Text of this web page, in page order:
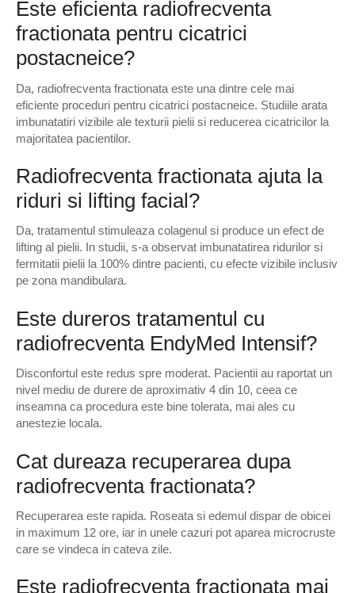
Este eficienta radiofrecventa
fractionata pentru cicatrici
postacneice?
Da, radiofrecventa fractionata este una dintre cele mai
eficiente proceduri pentru cicatrici postacneice. Studiile arata
imbunatatiri vizibile ale texturii pielii si reducerea cicatricilor la
majoritatea pacientilor.
Radiofrecventa fractionata ajuta la
riduri si lifting facial?
Da, tratamentul stimuleaza colagenul si produce un efect de
lifting al pielii. In studii, s-a observat imbunatatirea ridurilor si
fermitatii pielii la 100% dintre pacienti, cu efecte vizibile inclusiv
pe zona mandibulara.
Este dureros tratamentul cu
radiofrecventa EndyMed Intensif?
Disconfortul este redus spre moderat. Pacientii au raportat un
nivel mediu de durere de aproximativ 4 din 10, ceea ce
inseamna ca procedura este bine tolerata, mai ales cu
anestezie locala.
Cat dureaza recuperarea dupa
radiofrecventa fractionata?
Recuperarea este rapida. Roseata si edemul dispar de obicei
in maximum 12 ore, iar in unele cazuri pot aparea microcruste
care se vindeca in cateva zile.
Este radiofrecventa fractionata mai